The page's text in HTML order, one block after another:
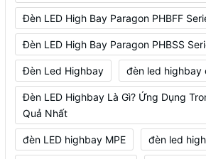
Đèn LED High Bay Paragon PHBFF
Đèn LED High Bay Paragon PHBSS
Đèn Led Highbay đèn led highbay
Đèn LED Highbay Là Gì? Ứng Dụng
Quả Nhất
đèn LED highbay MPE đèn led